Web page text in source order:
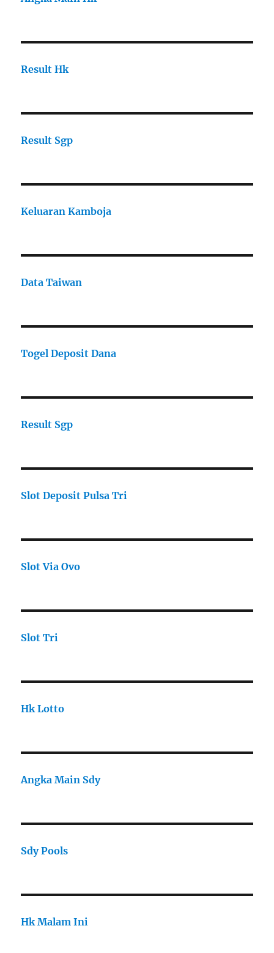
Result Hk
Result Sgp
Keluaran Kamboja
Data Taiwan
Togel Deposit Dana
Result Sgp
Slot Deposit Pulsa Tri
Slot Via Ovo
Slot Tri
Hk Lotto
Angka Main Sdy
Sdy Pools
Hk Malam Ini